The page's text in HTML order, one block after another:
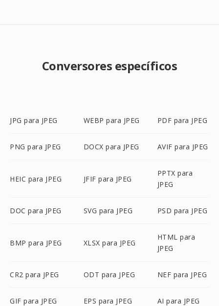
Conversores específicos
JPG para JPEG WEBP para JPEG PDF para JPEG
PNG para JPEG DOCX para JPEG AVIF para JPEG
HEIC para JPEG JFIF para JPEG
PPTX para
JPEG
DOC para JPEG SVG para JPEG PSD para JPEG
BMP para JPEG XLSX para JPEG
HTML para
JPEG
CR2 para JPEG ODT para JPEG NEF para JPEG
GIF para JPEG EPS para JPEG AI para JPEG